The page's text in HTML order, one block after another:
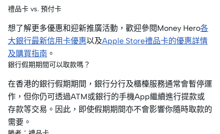
禮品卡 vs. 預付卡
想了解更多優惠和迎新推廣活動，歡迎參閱Money Hero各
大銀行最新信用卡優惠以及Apple Store禮品卡的優惠詳情
及購買指南 。
銀行假期期間可以取款嗎？
在香港的銀行假期期間，銀行分行及櫃檯服務通常會暫停運
作，但你仍可透過ATM或銀行的手機App繼續進行提款或
存款等交易。因此，即使假期期間亦不會影響你隨時取款的
需要。